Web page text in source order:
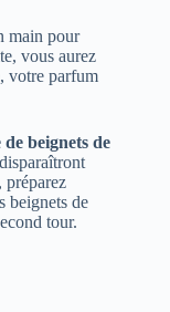
main pour
vous aurez
votre parfum
beignets de
préparez
beignets de
tour.